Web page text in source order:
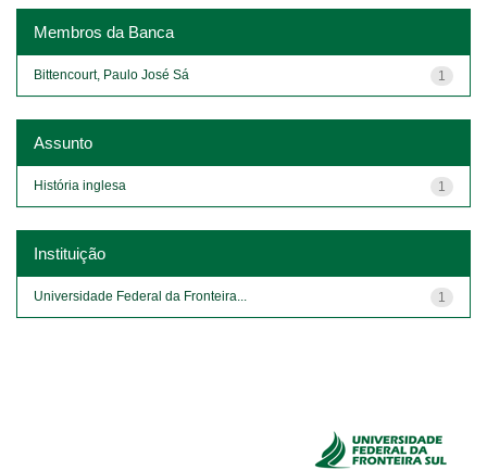
Membros da Banca
1
Bittencourt, Paulo José Sá
Assunto
1
História inglesa
Instituição
1
Universidade Federal da Fronteira...